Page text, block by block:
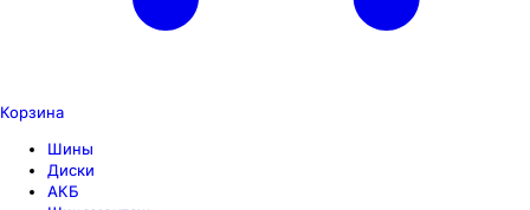
Корзина
Шины
Диски
АКБ